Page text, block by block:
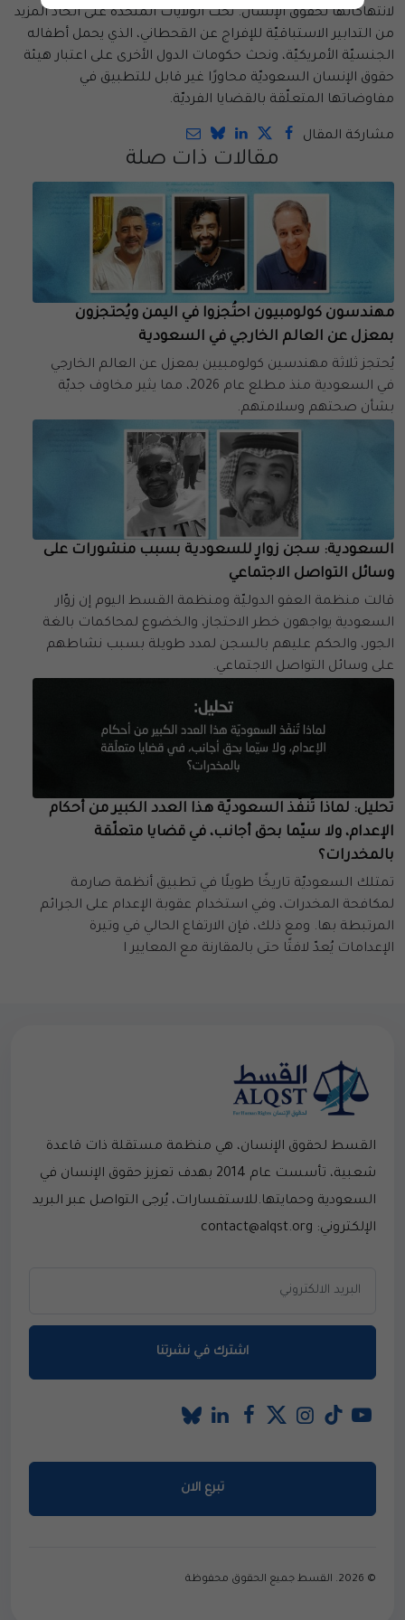
لانتهاكاتها لحقوق الإنسان. نحثّ الولايات المتحدة على اتخاذ المزيد
من التدابير الاستباقيّة للإفراج عن القحطاني، الذي يحمل أطفاله
الجنسيّة الأمريكيّة، ونحث حكومات الدول الأخرى على اعتبار هيئة
حقوق الإنسان السعوديّة محاورًا غير قابل للتطبيق في
مفاوضاتها المتعلّقة بالقضايا الفرديّة.
مشاركة المقال
مقالات ذات صلة
مهندسون كولومبيون احتُجزوا في اليمن ويُحتجزون
بمعزل عن العالم الخارجي في السعودية
يُحتجز ثلاثة مهندسين كولومبيين بمعزل عن العالم الخارجي
في السعودية منذ مطلع عام 2026، مما يثير مخاوف جديّة
بشأن صحتهم وسلامتهم.
السعودية: سجن زوارٍ للسعودية بسبب منشورات على
وسائل التواصل الاجتماعي
قالت منظمة العفو الدوليّة ومنظمة القسط اليوم إن زوّار
السعودية يواجهون خطر الاحتجاز، والخضوع لمحاكمات بالغة
الجور، والحكم عليهم بالسجن لمدد طويلة بسبب نشاطهم
على وسائل التواصل الاجتماعي.
تحليل: لماذا تُنفّذ السعوديّة هذا العدد الكبير من أحكام
الإعدام، ولا سيّما بحق أجانب، في قضايا متعلّقة
بالمخدرات؟
تمتلك السعوديّة تاريخًا طويلًا في تطبيق أنظمة صارمة
لمكافحة المخدرات، وفي استخدام عقوبة الإعدام على الجرائم
المرتبطة بها. ومع ذلك، فإن الارتفاع الحالي في وتيرة
الإعدامات يُعدّ لافتًا حتى بالمقارنة مع المعايير ا
القسط لحقوق الإنسان، هي منظمة مستقلة ذات قاعدة
شعبية، تأسست عام 2014 بهدف تعزيز حقوق الإنسان في
السعودية وحمايتها.للاستفسارات، يُرجى التواصل عبر البريد
الإلكتروني: contact@alqst.org
اشترك في نشرتنا
تبرع الان
© 2026. القسط جميع الحقوق محفوظة